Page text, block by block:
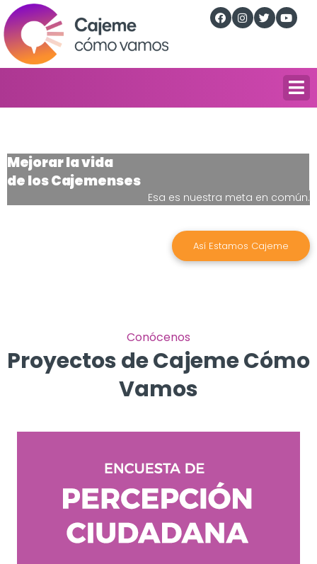
Mejorar la vida
de los Cajemenses
Esa es nuestra meta en común.
Así Estamos Cajeme
Conócenos
Proyectos de Cajeme Cómo
Vamos